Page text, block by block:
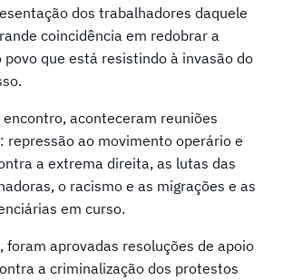
dos trabalhadores daquele
coincidência em redobrar a
que está resistindo à invasão do
aconteceram reuniões
repressão ao movimento operário e
a extrema direita, as lutas das
o racismo e as migrações e as
em curso.
foram aprovadas resoluções de apoio
a criminalização dos protestos